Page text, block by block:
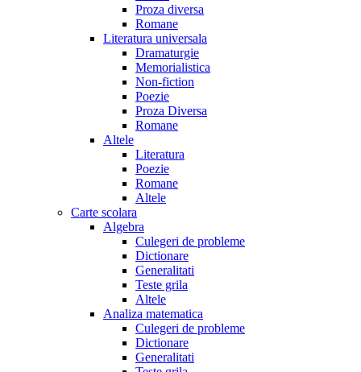
Proza diversa
Romane
Literatura universala
Dramaturgie
Memorialistica
Non-fiction
Poezie
Proza Diversa
Romane
Altele
Literatura
Poezie
Romane
Altele
Carte scolara
Algebra
Culegeri de probleme
Dictionare
Generalitati
Teste grila
Altele
Analiza matematica
Culegeri de probleme
Dictionare
Generalitati